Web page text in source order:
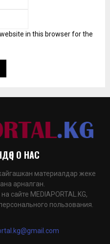
in this browser for the
| О НАС
материалдар жеке
арналган.
сайте MEDIAPORTAL.KG,
пользования.